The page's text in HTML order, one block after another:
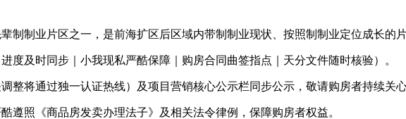
制业片区之一，是前海扩区后区域内带制制业现状、按照制制业定位成长的片
及时同步｜小我现私严酷保障｜购房合同曲签指点｜天分文件随时核验）。
将通过独一认证热线）及项目营销核心公示栏同步公示，敬请购房者持续关心
照《商品房发卖办理法子》及相关法令律例，保障购房者权益。